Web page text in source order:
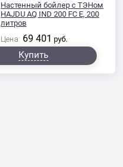
Настенный бойлер с ТЭНом
HAJDU AQ IND 200 FC E, 200
литров
Цена: 69 401 руб.
Купить